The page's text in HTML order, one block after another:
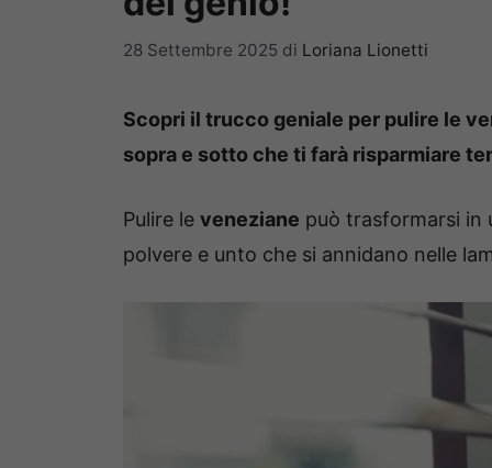
28 Settembre 2025 di Loriana Lionetti
Scopri il trucco geniale per pulire le
sopra e sotto che ti farà risparmiare
Pulire le veneziane può trasformarsi in
polvere e unto che si annidano nelle